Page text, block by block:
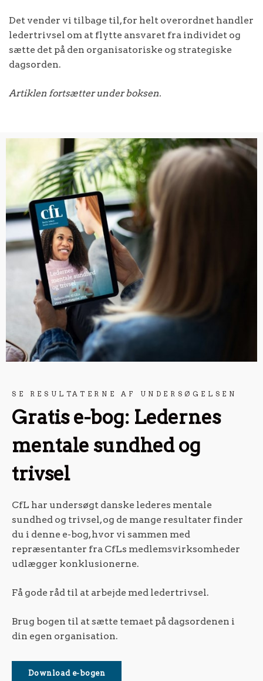
Det vender vi tilbage til, for helt overordnet handler
ledertrivsel om at flytte ansvaret fra individet og
sætte det på den organisatoriske og strategiske
dagsorden.
Artiklen fortsætter under boksen.
SE RESULTATERNE AF UNDERSØGELSEN
Gratis e-bog: Ledernes
mentale sundhed og
trivsel
CfL har undersøgt danske lederes mentale
sundhed og trivsel, og de mange resultater finder
du i denne e-bog, hvor vi sammen med
repræsentanter fra CfLs medlemsvirksomheder
udlægger konklusionerne.
Få gode råd til at arbejde med ledertrivsel.
Brug bogen til at sætte temaet på dagsordenen i
din egen organisation.
Download e-bogen